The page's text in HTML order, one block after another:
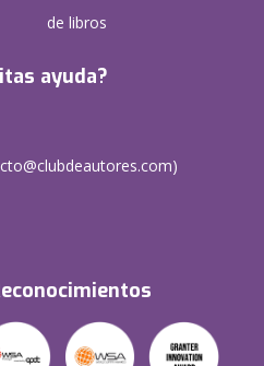
de libros
ayuda?
)